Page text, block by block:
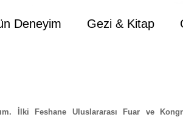
Deneyim Gezi & Kitap
İlki Feshane Uluslararası Fuar ve